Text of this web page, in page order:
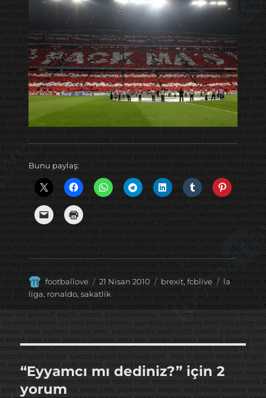
Bunu paylaş:
Yazar
footballove
Yayın
tarihi
21 Nisan 2010 Kategoriler
brexit, fcblive Etiketler
la
liga, ronaldo, sakatlik
“Eyyamcı mı dediniz?” için 2
yorum